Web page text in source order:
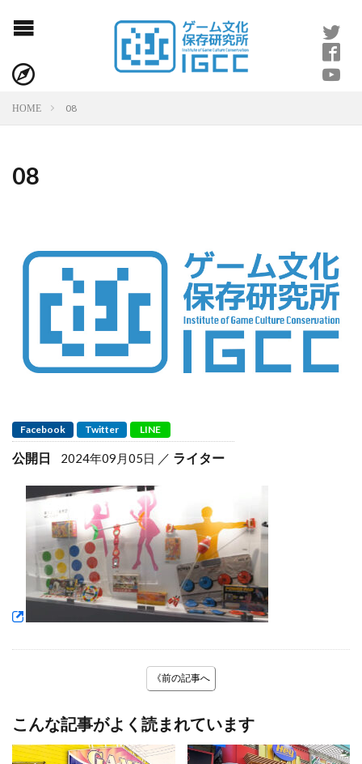
HOME 08
08
Facebook Twitter LINE
公開日 2024年09月05日 ライター
《前の記事へ
こんな記事がよく読まれています